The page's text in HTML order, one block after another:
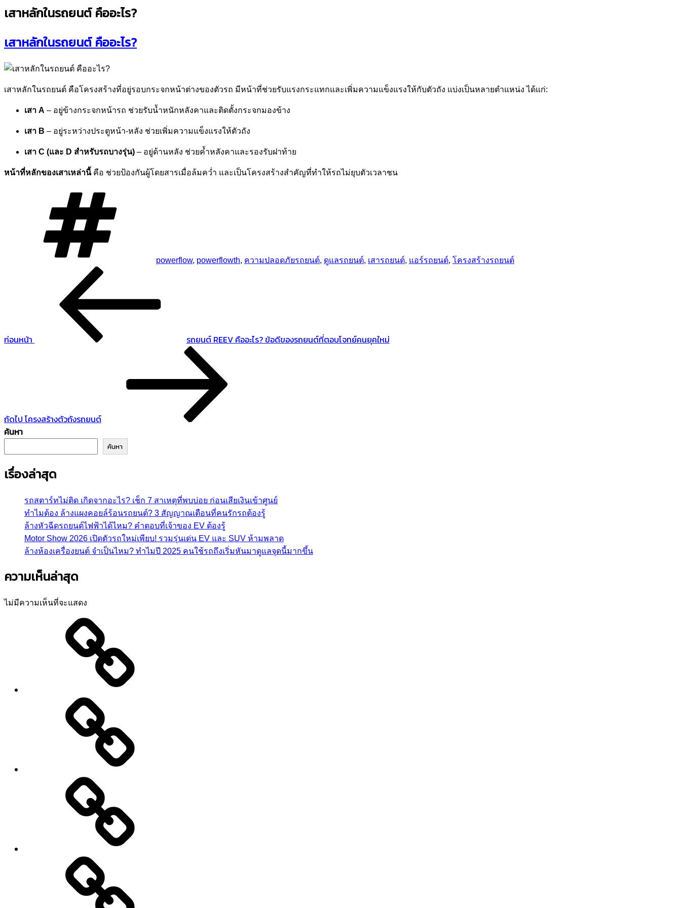
ที่
เสาหลักในรถยนต์ คืออะไร?
เสาหลักในรถยนต์ คืออะไร?
เสาหลักในรถยนต์ คือโครงสร้างที่อยู่รอบกระจกหน้าต่างของตัวรถ มีหน้าที่ช่วยรับแรงกระแทกและเพิ่มความแข็งแรงให้กับตัวถัง แบ่งเป็นหลายตำแหน่ง ได้แก่:
เสา A – อยู่ข้างกระจกหน้ารถ ช่วยรับน้ำหนักหลังคาและติดตั้งกระจกมองข้าง
เสา B – อยู่ระหว่างประตูหน้า-หลัง ช่วยเพิ่มความแข็งแรงให้ตัวถัง
เสา C (และ D สำหรับรถบางรุ่น) – อยู่ด้านหลัง ช่วยค้ำหลังคาและรองรับฝาท้าย
หน้าที่หลักของเสาเหล่านี้คือ ช่วยป้องกันผู้โดยสารเมื่อล้มคว่ำ และเป็นโครงสร้างสำคัญที่ทำให้รถไม่ยุบตัวเวลาชน
powerflow, powerflowth, ความปลอดภัยรถยนต์, ดูแลรถยนต์, เสารถยนต์, แอร์รถยนต์, โครงสร้างรถยนต์
ก่อนหน้า
รถยนต์ REEV คืออะไร? ข้อดีของรถยนต์ที่ตอบโจทย์คนยุคใหม่
ถัดไป โครงสร้างตัวถังรถยนต์
ค้นหา
ค้นหา
เรื่องล่าสุด
รถสตาร์ทไม่ติด เกิดจากอะไร? เช็ก 7 สาเหตุที่พบบ่อย ก่อนเสียเงินเข้าศูนย์
ทำไมต้อง ล้างแผงคอยล์ร้อนรถยนต์? 3 สัญญาณเตือนที่คนรักรถต้องรู้
ล้างหัวฉีดรถยนต์ไฟฟ้าได้ไหม? คำตอบที่เจ้าของ EV ต้องรู้
Motor Show 2026 เปิดตัวรถใหม่เพียบ! รวมรุ่นเด่น EV และ SUV ห้ามพลาด
ล้างห้องเครื่องยนต์ จำเป็นไหม? ทำไมปี 2025 คนใช้รถถึงเริ่มหันมาดูแลจุดนี้มากขึ้น
ความเห็นล่าสุด
ไม่มีความเห็นที่จะแสดง